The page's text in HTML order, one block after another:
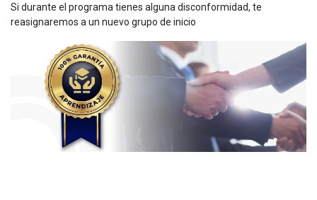
Si durante el programa tienes alguna disconformidad, te
reasignaremos a un nuevo grupo de inicio